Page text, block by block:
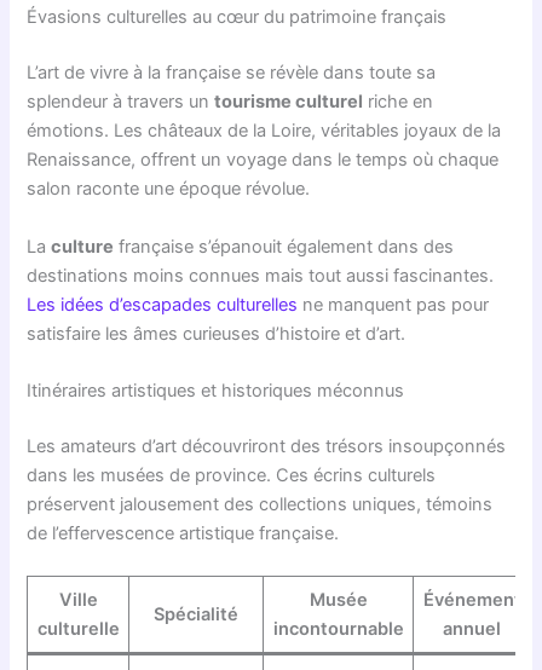
Évasions culturelles au cœur du patrimoine français
L’art de vivre à la française se révèle dans toute sa
splendeur à travers untourisme culturel riche en
émotions. Les châteaux de la Loire, véritables joyaux de la
Renaissance, offrent un voyage dans le temps où chaque
salon raconte une époque révolue.
Laculture française s’épanouit également dans des
destinations moins connues mais tout aussi fascinantes.
Les idées d’escapades culturelles ne manquent pas pour
satisfaire les âmes curieuses d’histoire et d’art.
Itinéraires artistiques et historiques méconnus
Les amateurs d’art découvriront des trésors insoupçonnés
dans les musées de province. Ces écrins culturels
préservent jalousement des collections uniques, témoins
de l’effervescence artistique française.
Ville
culturelle
Spécialité
Musée
incontournable
Événement
annuel